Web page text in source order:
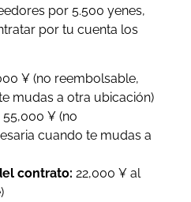
por 5.500 yenes,
por tu cuenta los
¥ (no reembolsable,
mudas a otra ubicación)
55,000 ¥ (no
cuando te mudas a
contrato: 22,000 ¥ al